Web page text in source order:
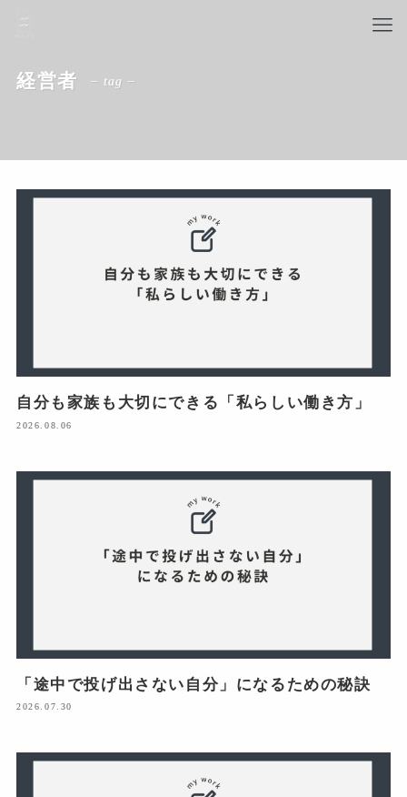
経営者 – tag –
自分も家族も大切にできる「私らしい働き方」
2026.08.06
「途中で投げ出さない自分」になるための秘訣
2026.07.30